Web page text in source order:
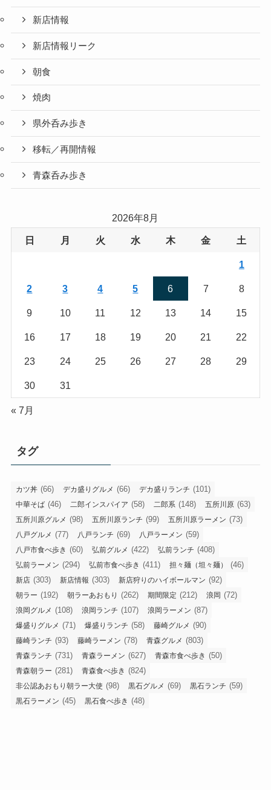
新店情報
新店情報リーク
朝食
焼肉
県外呑み歩き
移転／再開情報
青森呑み歩き
2026年8月
日 月 火 水 木 金 土
1
2 3 4 5 6 7 8
9 10 11 12 13 14 15
16 17 18 19 20 21 22
23 24 25 26 27 28 29
30 31
« 7月
タグ
カツ丼 (66) デカ盛りグルメ (66) デカ盛りランチ (101)
中華そば (46) 二郎インスパイア (58) 二郎系 (148) 五所川原 (63)
五所川原グルメ (98) 五所川原ランチ (99) 五所川原ラーメン (73)
八戸グルメ (77) 八戸ランチ (69) 八戸ラーメン (59)
八戸市食べ歩き (60) 弘前グルメ (422) 弘前ランチ (408)
弘前ラーメン (294) 弘前市食べ歩き (411) 担々麺（坦々麺） (46)
新店 (303) 新店情報 (303) 新店狩りのハイボールマン (92)
朝ラー (192) 朝ラーあおもり (262) 期間限定 (212) 浪岡 (72)
浪岡グルメ (108) 浪岡ランチ (107) 浪岡ラーメン (87)
爆盛りグルメ (71) 爆盛りランチ (58) 藤崎グルメ (90)
藤崎ランチ (93) 藤崎ラーメン (78) 青森グルメ (803)
青森ランチ (731) 青森ラーメン (627) 青森市食べ歩き (50)
青森朝ラー (281) 青森食べ歩き (824)
非公認あおもり朝ラー大使 (98) 黒石グルメ (69) 黒石ランチ (59)
黒石ラーメン (45) 黒石食べ歩き (48)